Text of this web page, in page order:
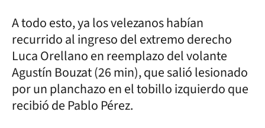
A todo esto, ya los velezanos habían
recurrido al ingreso del extremo derecho
Luca Orellano en reemplazo del volante
Agustín Bouzat (26 min), que salió lesionado
por un planchazo en el tobillo izquierdo que
recibió de Pablo Pérez.